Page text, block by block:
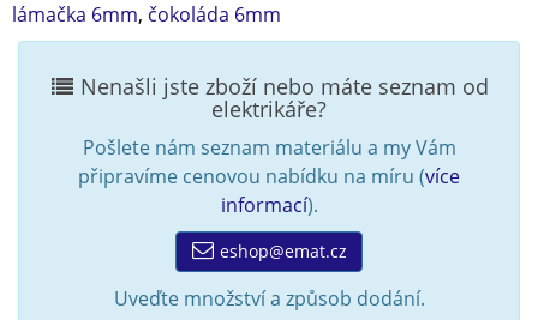
lámačka 6mm, čokoláda 6mm
Nenašli jste zboží nebo máte seznam od
elektrikáře?
Pošlete nám seznam materiálu a my Vám
připravíme cenovou nabídku na míru (více
informací).
eshop@emat.cz
Uveďte množství a způsob dodání.